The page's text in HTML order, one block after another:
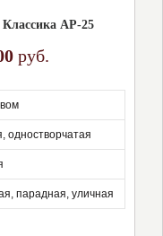
АР-25
руб.
одностворчатая
парадная, уличная